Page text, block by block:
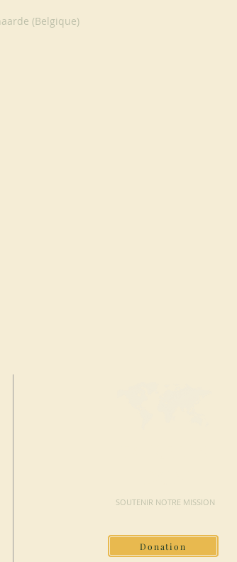
(Belgique)
SOUTENIR NOTRE MISSION
Donation